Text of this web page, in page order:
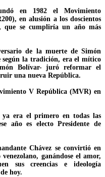
en 1982 el Movimiento
en alusión a los doscientos
que se cumpliría un año más
de la muerte de Simón
la tradición, era el mítico
Bolívar- juró reformar el
una nueva República.
V República (MVR) en
era el primero en todas las
año es electo Presidente de
Chávez se convirtió en
ganándose el amor,
sus creencias e ideología
hoy.